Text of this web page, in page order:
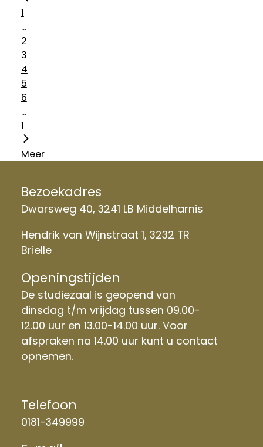
1
...
2
3
4
5
6
...
1
Meer
Bezoekadres
Dwarsweg 40, 3241 LB Middelharnis
Hendrik van Wijnstraat 1, 3232 TR
Brielle
Openingstijden
De studiezaal is geopend van
dinsdag t/m vrijdag tussen 09.00-
12.00 uur en 13.00-14.00 uur. Voor
afspraken na 14.00 uur kunt u contact
opnemen.
Telefoon
0181-349999